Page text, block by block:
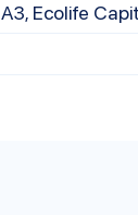
Ecolife